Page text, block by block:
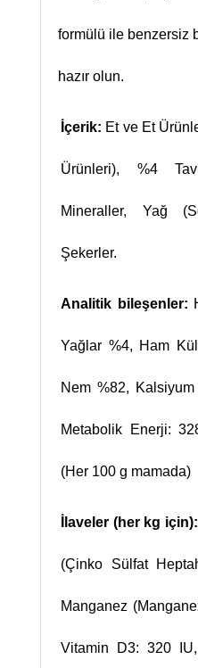
formülü ile benzersiz
hazır olun.
İçerik: Et ve Et
Ürünleri), %4
Mineraller, Yağ
Şekerler.
Analitik bileşenler:
Yağlar %4, Ham
Nem %82,
Metabolik Enerji:
(Her 100 g mamada)
İlaveler (her kg için):
(Çinko Sülfat
Manganez
Vitamin D3: 320